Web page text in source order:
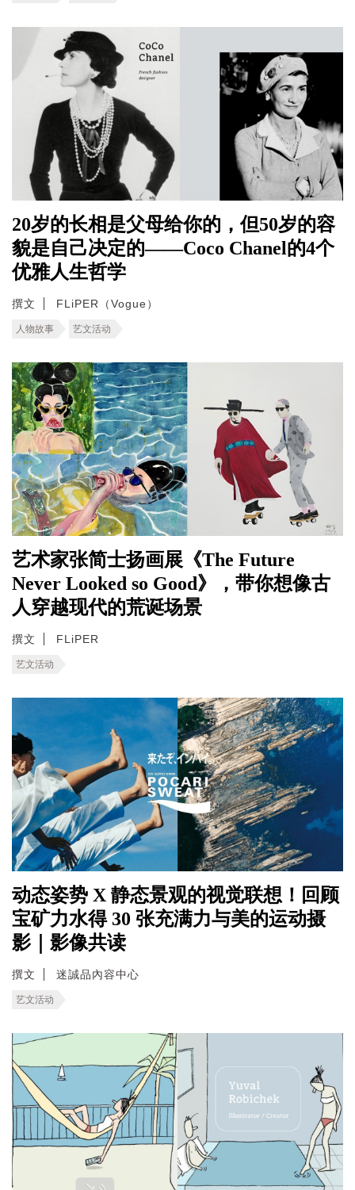
20岁的长相是父母给你的，但50岁的容
貌是自己决定的——Coco Chanel的4个
优雅人生哲学
撰文 FLiPER（Vogue）
人物故事 艺文活动
艺术家张简士扬画展《The Future
Never Looked so Good》，带你想像古
人穿越现代的荒诞场景
撰文 FLiPER
艺文活动
动态姿势 X 静态景观的视觉联想！回顾
宝矿力水得 30 张充满力与美的运动摄
影｜影像共读
撰文 迷誠品內容中心
艺文活动